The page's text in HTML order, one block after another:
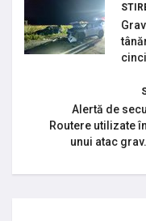
Alertă de
Routere utilizate
unui atac